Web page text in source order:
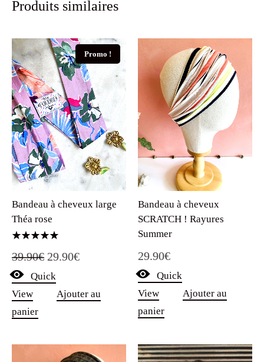
Produits similaires
Promo !
Bandeau à cheveux large
Théa rose
5.00
sur 5
39.90€ Le
prix
initial
29.90€Le
actuel
Quick
View
Ajouter au
panier
Bandeau à cheveux
SCRATCH ! Rayures
Summer
29.90€
Quick
View
Ajouter au
panier